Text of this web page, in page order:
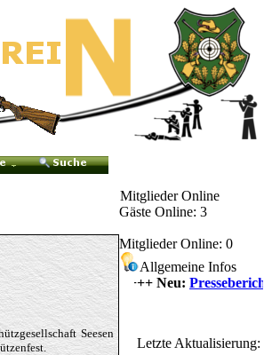
Seesen
Mitglieder Online
Gäste Online: 3
Mitglieder Online: 0
Allgemeine Infos
++++ Neu:Presseberichte
Letzte Aktualisierung: